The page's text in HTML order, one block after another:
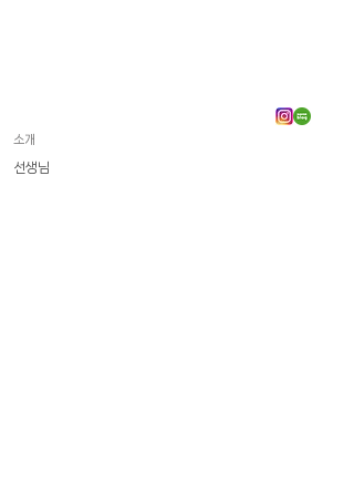
소개
선생님